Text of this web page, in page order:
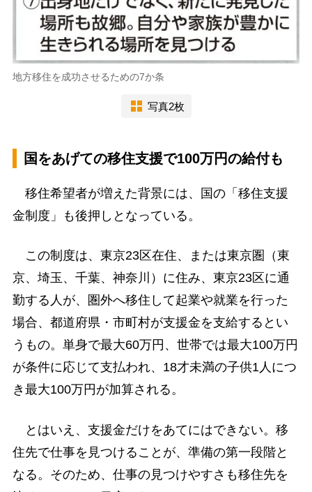
地方移住を成功させるための7か条
写真2枚
国をあげての移住支援で100万円の給付も
移住希望者が増えた背景には、国の「移住支援
金制度」も後押しとなっている。
この制度は、東京23区在住、または東京圏（東
京、埼玉、千葉、神奈川）に住み、東京23区に通
勤する人が、圏外へ移住して起業や就業を行った
場合、都道府県・市町村が支援金を支給するとい
うもの。単身で最大60万円、世帯では最大100万円
が条件に応じて支払われ、18才未満の子供1人につ
き最大100万円が加算される。
とはいえ、支援金だけをあてにはできない。移
住先で仕事を見つけることが、準備の第一段階と
なる。そのため、仕事の見つけやすさも移住先を